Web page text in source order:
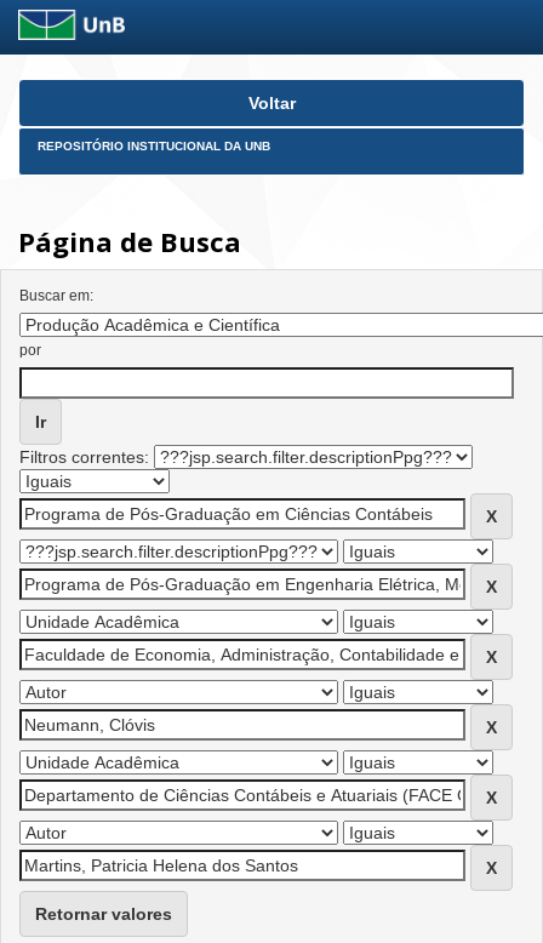
Skip
Voltar
REPOSITÓRIO INSTITUCIONAL DA UNB
Página de Busca
Buscar em:
por
Filtros correntes:
Retornar valores